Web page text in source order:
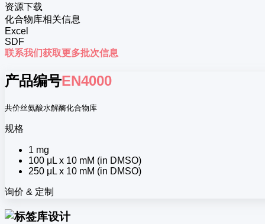
资源下载
化合物库相关信息
Excel
SDF
联系我们获取更多批次信息
产品编号EN4000
共价丝氨酸水解酶化合物库
规格
1 mg
100 μL x 10 mM (in DMSO)
250 μL x 10 mM (in DMSO)
询价 & 定制
库设计